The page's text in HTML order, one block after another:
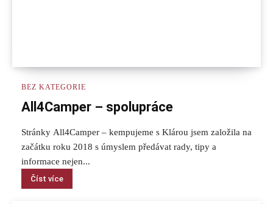
BEZ KATEGORIE
All4Camper – spolupráce
Stránky All4Camper – kempujeme s Klárou jsem založila na
začátku roku 2018 s úmyslem předávat rady, tipy a
informace nejen...
Číst více